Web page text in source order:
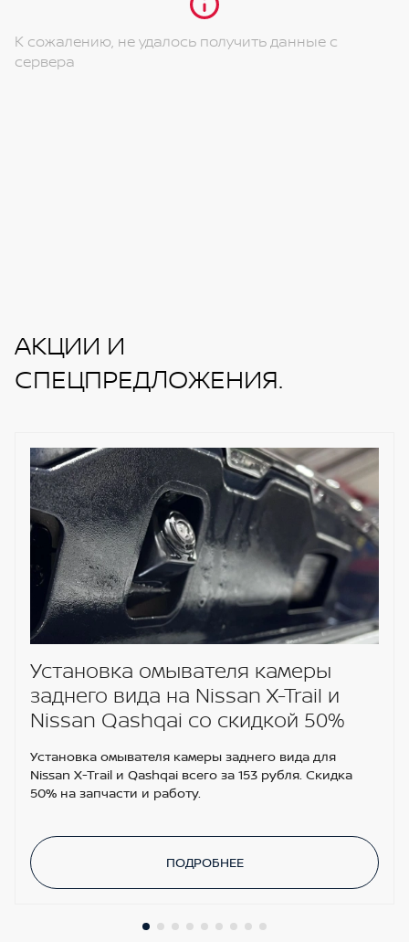
К сожалению, не удалось получить данные с
сервера
АКЦИИ И
СПЕЦПРЕДЛОЖЕНИЯ.
Установка омывателя камеры
заднего вида на Nissan X-Trail и
Nissan Qashqai со скидкой 50%
Установка омывателя камеры заднего вида для
Nissan X-Trail и Qashqai всего за 153 рубля. Скидка
50% на запчасти и работу.
ПОДРОБНЕЕ